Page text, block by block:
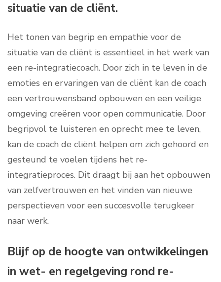
situatie van de cliënt.
Het tonen van begrip en empathie voor de
situatie van de cliënt is essentieel in het werk van
een re-integratiecoach. Door zich in te leven in de
emoties en ervaringen van de cliënt kan de coach
een vertrouwensband opbouwen en een veilige
omgeving creëren voor open communicatie. Door
begripvol te luisteren en oprecht mee te leven,
kan de coach de cliënt helpen om zich gehoord en
gesteund te voelen tijdens het re-
integratieproces. Dit draagt bij aan het opbouwen
van zelfvertrouwen en het vinden van nieuwe
perspectieven voor een succesvolle terugkeer
naar werk.
Blijf op de hoogte van ontwikkelingen
in wet- en regelgeving rond re-